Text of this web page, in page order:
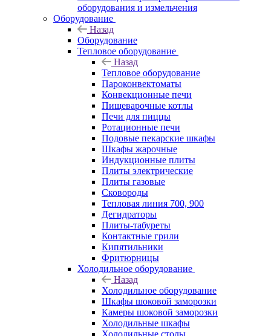
оборудования и измельчения
Оборудование
Назад
Оборудование
Тепловое оборудование
Назад
Тепловое оборудование
Пароконвектоматы
Конвекционные печи
Пищеварочные котлы
Печи для пиццы
Ротационные печи
Подовые пекарские шкафы
Шкафы жарочные
Индукционные плиты
Плиты электрические
Плиты газовые
Сковороды
Тепловая линия 700, 900
Дегидраторы
Плиты-табуреты
Контактные грили
Кипятильники
Фритюрницы
Холодильное оборудование
Назад
Холодильное оборудование
Шкафы шоковой заморозки
Камеры шоковой заморозки
Холодильные шкафы
Холодильные столы